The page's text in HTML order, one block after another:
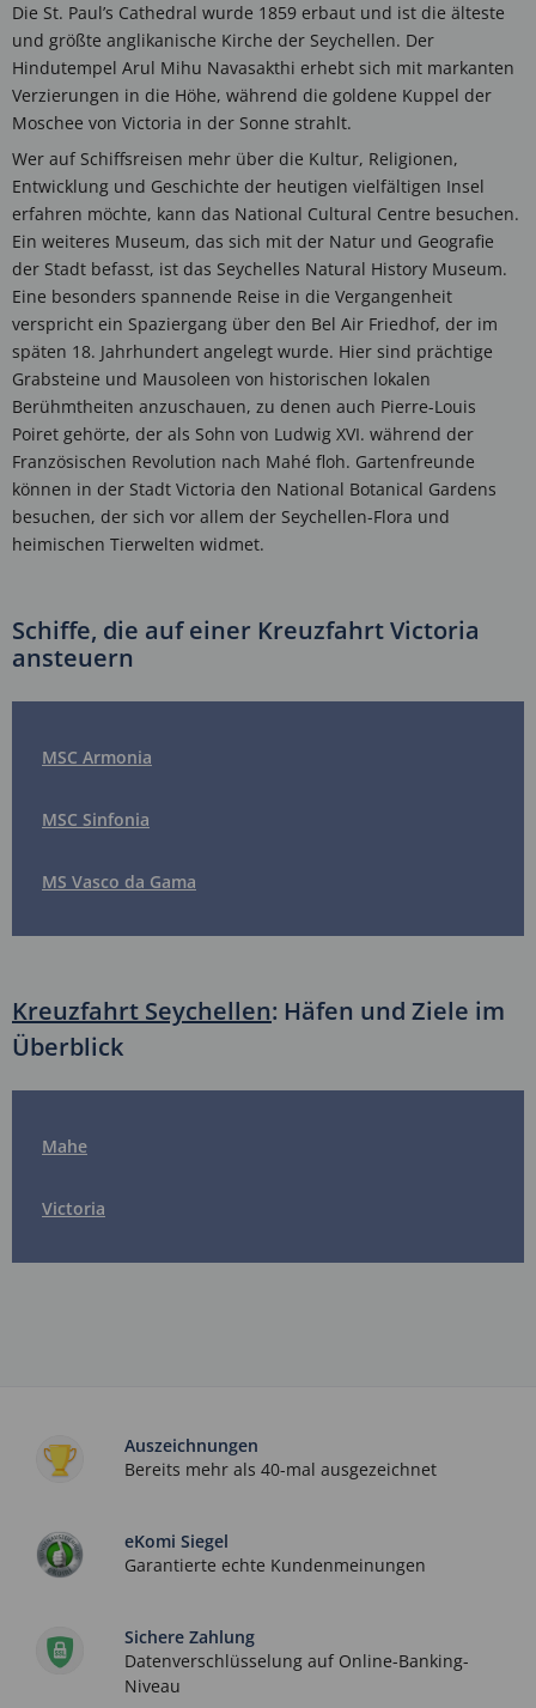
Die St. Paul’s Cathedral wurde 1859 erbaut und ist die älteste
und größte anglikanische Kirche der Seychellen. Der
Hindutempel Arul Mihu Navasakthi erhebt sich mit markanten
Verzierungen in die Höhe, während die goldene Kuppel der
Moschee von Victoria in der Sonne strahlt.
Wer auf Schiffsreisen mehr über die Kultur, Religionen,
Entwicklung und Geschichte der heutigen vielfältigen Insel
erfahren möchte, kann das National Cultural Centre besuchen.
Ein weiteres Museum, das sich mit der Natur und Geografie
der Stadt befasst, ist das Seychelles Natural History Museum.
Eine besonders spannende Reise in die Vergangenheit
verspricht ein Spaziergang über den Bel Air Friedhof, der im
späten 18. Jahrhundert angelegt wurde. Hier sind prächtige
Grabsteine und Mausoleen von historischen lokalen
Berühmtheiten anzuschauen, zu denen auch Pierre-Louis
Poiret gehörte, der als Sohn von Ludwig XVI. während der
Französischen Revolution nach Mahé floh. Gartenfreunde
können in der Stadt Victoria den National Botanical Gardens
besuchen, der sich vor allem der Seychellen-Flora und
heimischen Tierwelten widmet.
Schiffe, die auf einer Kreuzfahrt Victoria
ansteuern
MSC Armonia
MSC Sinfonia
MS Vasco da Gama
Kreuzfahrt Seychellen: Häfen und Ziele im
Überblick
Mahe
Victoria
Auszeichnungen
Bereits mehr als 40-mal ausgezeichnet
eKomi Siegel
Garantierte echte Kundenmeinungen
Sichere Zahlung
Datenverschlüsselung auf Online-Banking-
Niveau